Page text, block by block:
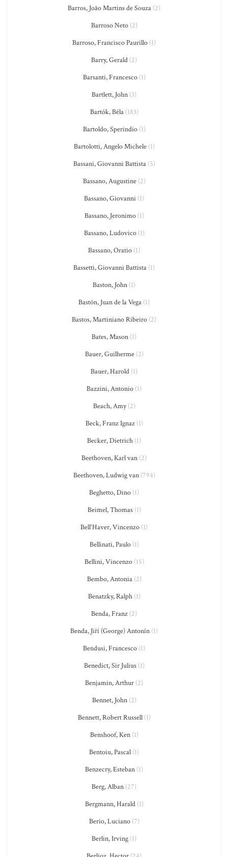
Barros, João Martins de Souza (2)
Barroso Neto(2)
Barroso, Francisco Paurillo (1)
Barry, Gerald (2)
Barsanti, Francesco(1)
Bartlett, John (3)
Bartók, Béla(183)
Bartoldo, Sperindio(1)
Bartolotti, Angelo Michele(1)
Bassani, Giovanni Battista(5)
Bassano, Augustine(2)
Bassano, Giovanni (1)
Bassano, Jeronimo(1)
Bassano, Ludovico(1)
Bassano, Oratio (1)
Bassetti, Giovanni Battista (1)
Baston, John (1)
Bastón, Juan de la Vega (1)
Bastos, Martiniano Ribeiro (2)
Bates, Mason (1)
Bauer, Guilherme(2)
Bauer, Harold (1)
Bazzini, Antonio (1)
Beach, Amy(2)
Beck, Franz Ignaz(1)
Becker, Dietrich (1)
Beethoven, Karl van (2)
Beethoven, Ludwig van(794)
Beghetto, Dino (1)
Beimel, Thomas(1)
Bell'Haver, Vincenzo (1)
Bellinati, Paulo(1)
Bellini, Vincenzo(15)
Bembo, Antonia(2)
Benatzky, Ralph(1)
Benda, Franz (2)
Benda, Jiří (George) Antonín (1)
Bendusi, Francesco (1)
Benedict, Sir Julius(1)
Benjamin, Arthur (2)
Bennet, John(2)
Bennett, Robert Russell(1)
Benshoof, Ken(1)
Bentoiu, Pascal (1)
Benzecry, Esteban (1)
Berg, Alban (27)
Bergmann, Harald(1)
Berio, Luciano(7)
Berlin, Irving (1)